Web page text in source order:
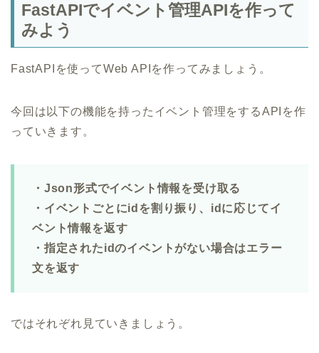
FastAPIでイベント管理APIを作って
みよう
FastAPIを使ってWeb APIを作ってみましょう。
今回は以下の機能を持ったイベント管理をするAPIを作
っていきます。
・Json形式でイベント情報を受け取る
・イベントごとにidを割り振り、idに応じてイ
ベント情報を返す
・指定されたidのイベントがない場合はエラー
文を返す
ではそれぞれ見ていきましょう。